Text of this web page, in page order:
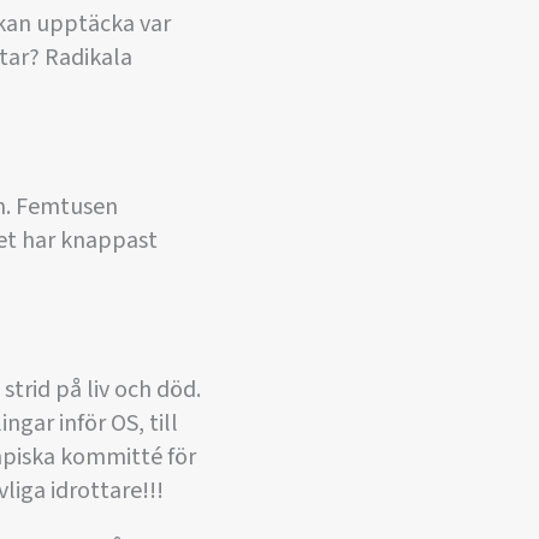
upptäcka var
Radikala
Femtusen
har knappast
på liv och död.
inför OS, till
kommitté för
idrottare!!!